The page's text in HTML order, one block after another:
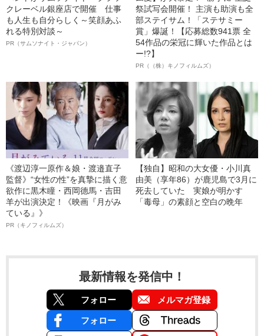
クレーベル銀座店で開催 仕事
も人生も自分らしく～笑顔あふ
れる特別対談～
PR（サムソナイト・ジャパン）
祭試写会開催！ 主演も助演も全
部ステイサム！「ステサミー
賞」爆誕！【応募総数941票 全
54作品の栄冠に輝いた作品とは
ー!?】
PR（（株）キノフィルムズ）
《渡辺淳一原作＆娘・渡邉直子
監督》“女性の性”を真摯に描く意
欲作に黒木瞳・西岡德馬・吉田
羊が出演決定！《映画『月がみ
ている』》
PR（キノフィルムズ）
【独自】昭和の大女優・小川真
由美（享年86）が鹿児島で3月に
死去していた 実娘が明かす
「毒母」の素顔と空白の晩年
最新情報を発信中！
フォロー メルマガ登録
フォロー